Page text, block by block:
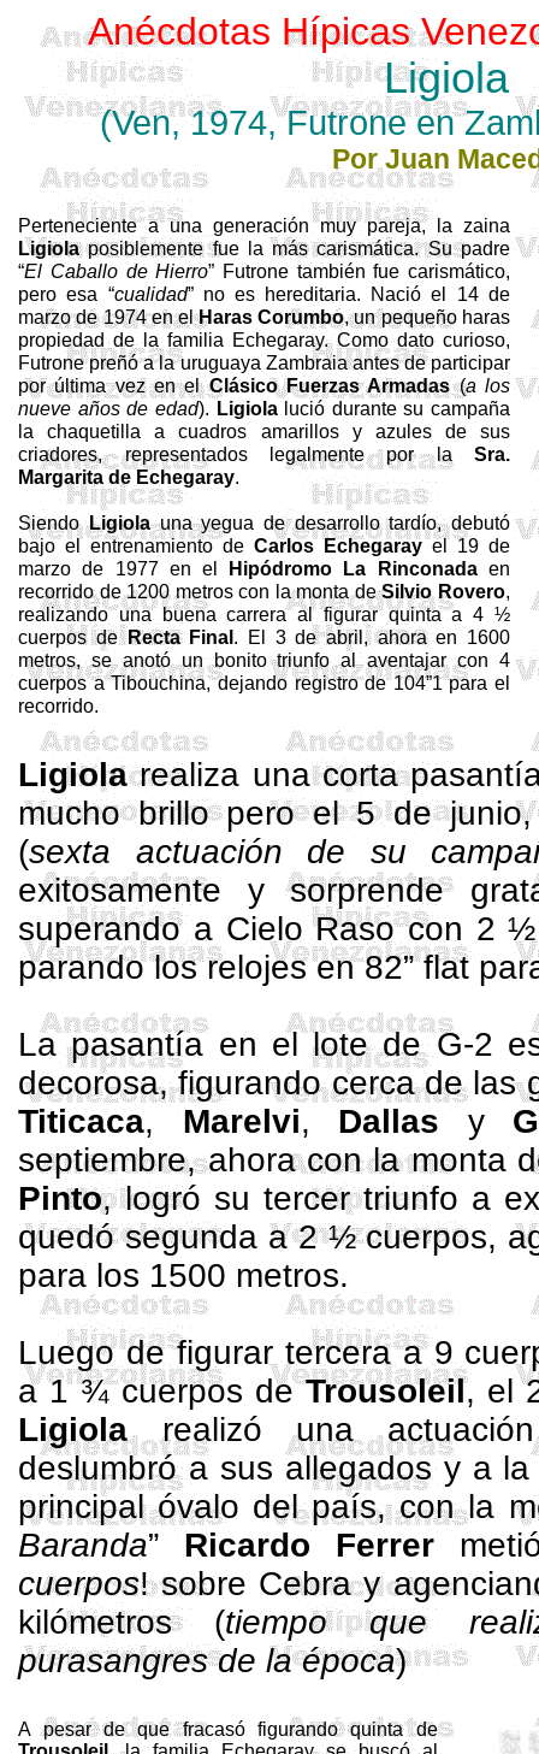
Anécdotas Hípicas
Ligiola
(Ven, 1974,Futroneen
Por Juan
Perteneciente a una generación muy pareja, la zaina
Ligiolaposiblemente fue la más carismática. Su padre
“El Caballo de Hierro” Futronetambién fue carismático,
pero esa “cualidad” no es hereditaria. Nació el 14 de
marzo de 1974 en elHarasCorumbo, un pequeño haras
propiedad dela familia Echegaray. Comodato curioso,
Futronepreñó ala uruguaya Zambraiaantes de participar
por última vez en elClásico Fuerzas Armadas(a los
nueve años de edad). Ligiolalució durante su campaña
la chaquetilla a cuadros amarillos y azules de sus
criadores, representados legalmente porla Sra.
Margarita de Echegaray.
SiendoLigiolauna yegua de desarrollo tardío, debutó
bajo el entrenamiento de Carlos Echegarayel 19 de
marzo de 1977 en el Hipódromo La Rinconadaen
recorrido de1200 metroscon la monta deSilvio Rovero,
realizando una buena carrera al figurar quinta a 4 ½
cuerpos deRecta Final. El 3 de abril, ahora en 1600
metros, se anotó un bonito triunfo al aventajar con 4
cuerpos aTibouchina, dejando registro de 104”1 para el
recorrido.
Ligiolarealiza una corta
mucho brillo pero el 5 de
(sexta actuación de su
exitosamente y sorprende
superando a Cielo Raso con 2
parando los relojes en82”flat
La pasantía en el lote de G-2
decorosa, figurando cerca de las
Titicaca,Marelvi, Dallas y
septiembre, ahora con la monta
Pinto, logró su tercer triunfo a
quedó segunda a 2 ½ cuerpos,
para los 1500 metros.
Luego de figurar tercera a 9
a 1 ¾ cuerpos deTrousoleil, el
Ligiolarealizó una actuación
deslumbró a sus allegados y a
principal óvalo del país, con la
Baranda”Ricardo Ferrer
cuerpos! sobre Cebra y
kilómetros (tiempo que
purasangres de la época)
A pesar de que fracasó figurando quinta de